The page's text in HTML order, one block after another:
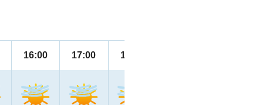
16:00 17:00 18:00